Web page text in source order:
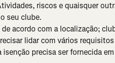
riscos e quaisquer
seu clube.
acordo com a localização;
lidar com vários
precisa ser fornecida